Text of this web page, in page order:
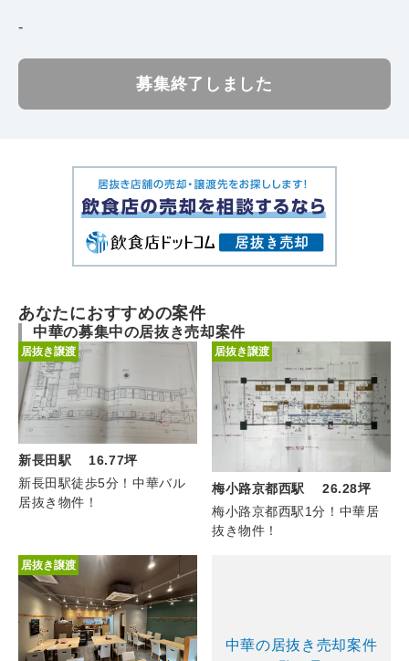
-
募集終了しました
あなたにおすすめの案件
中華の募集中の居抜き売却案件
居抜き譲渡
新長田駅 16.77坪
新長田駅徒歩5分！中華バル
居抜き物件！
居抜き譲渡
梅小路京都西駅 26.28坪
梅小路京都西駅1分！中華居
抜き物件！
居抜き譲渡
中華の居抜き売却案件